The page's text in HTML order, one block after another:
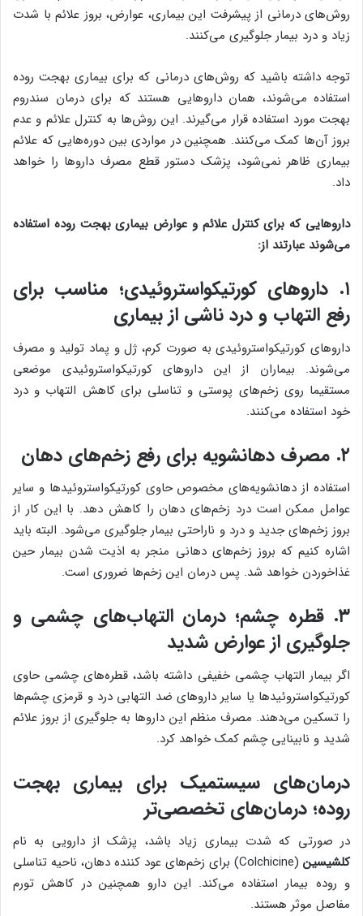
روش‌های درمانی از پیشرفت این بیماری، عوارض، بروز علائم با شدت
زیاد و درد بیمار جلوگیری می‌کنند.
توجه داشته باشید که روش‌های درمانی که برای بیماری بهجت روده
استفاده می‌شوند، همان داروهایی هستند که برای درمان سندروم
بهجت مورد استفاده قرار می‌گیرند. این روش‌ها به کنترل علائم و عدم
بروز آن‌ها کمک می‌کنند. همچنین در مواردی بین دوره‌هایی که علائم
بیماری ظاهر نمی‌شود، پزشک دستور قطع مصرف داروها را خواهد
داد.
داروهایی که برای کنترل علائم و عوارض بیماری بهجت روده استفاده
می‌شوند عبارتند از:
۱. داروهای کورتیکواستروئیدی؛ مناسب برای
رفع التهاب و درد ناشی از بیماری
داروهای کورتیکواستروئیدی به صورت کرم، ژل و پماد تولید و مصرف
می‌شوند. بیماران از این داروهای کورتیکواستروئیدی موضعی
مستقیما روی زخم‌های پوستی و تناسلی برای کاهش التهاب و درد
خود استفاده می‌کنند.
۲. مصرف دهانشویه برای رفع زخم‌های دهان
استفاده از دهانشویه‌های مخصوص حاوی کورتیکواستروئیدها و سایر
عوامل ممکن است درد زخم‌های دهان را کاهش دهد. با این کار از
بروز زخم‌های جدید و درد و ناراحتی بیمار جلوگیری می‌شود. البته باید
اشاره کنیم که بروز زخم‌های دهانی منجر به اذیت شدن بیمار حین
غذاخوردن خواهد شد. پس درمان این زخم‌ها ضروری است.
۳. قطره چشم؛ درمان التهاب‌های چشمی و
جلوگیری از عوارض شدید
اگر بیمار التهاب چشمی خفیفی داشته باشد، قطره‌های چشمی حاوی
کورتیکواستروئیدها یا سایر داروهای ضد التهابی درد و قرمزی چشم‌ها
را تسکین می‌دهند. مصرف منظم این داروها به جلوگیری از بروز علائم
شدید و نابینایی چشم کمک خواهد کرد.
درمان‌های سیستمیک برای بیماری بهجت
روده؛ درمان‌های تخصصی‌تر
در صورتی که شدت بیماری زیاد باشد، پزشک از دارویی به نام
کلشیسین
(Colchicine) برای زخم‌های عود کننده دهان، ناحیه تناسلی
و روده بیمار استفاده می‌کند. این دارو همچنین در کاهش تورم
مفاصل موثر هستند.